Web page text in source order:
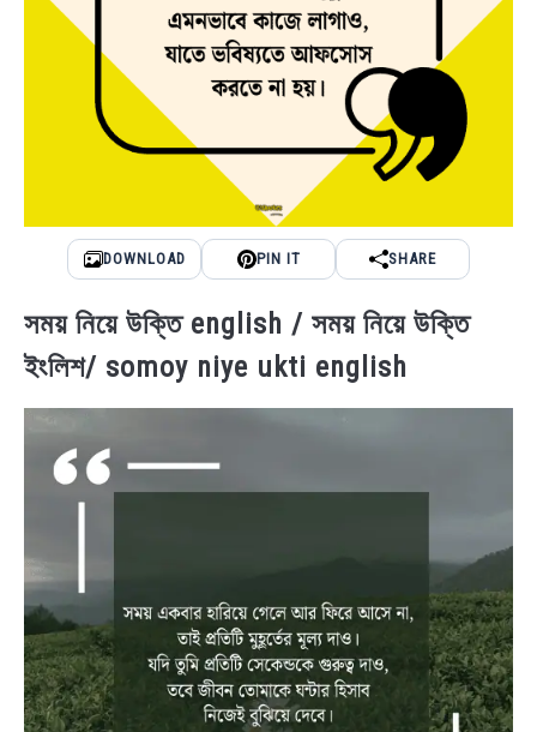
DOWNLOAD PIN IT SHARE
সময় নিয়ে উক্তি english / সময় নিয়ে উক্তি
ইংলিশ/ somoy niye ukti english